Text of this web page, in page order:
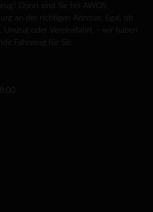
Dann sind Sie bei AWOS
an der richtigen Adresse. Egal, ob
Umzug oder Vereinsfahrt – wir haben
Fahrzeug für Sie.